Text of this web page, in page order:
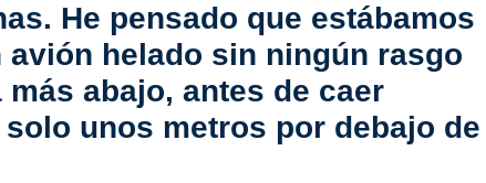
He pensado que estábamos
helado sin ningún rasgo
abajo, antes de caer
unos metros por debajo de